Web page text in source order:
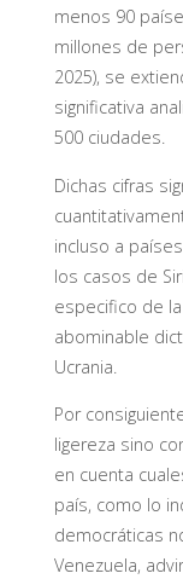
menos 90
millones de
2025), se
significativa
500 ciudades.
Dichas cifras
incluso a
los casos de
especifico de
abominable
Ucrania.
Por
ligereza sino
en cuenta
país, como lo
democráticas
Venezuela,